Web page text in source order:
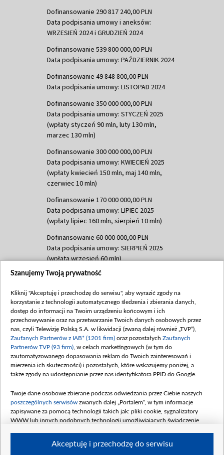
Dofinansowanie 290 817 240,00 PLN
Data podpisania umowy i aneksów:
WRZESIEŃ 2024 i GRUDZIEŃ 2024
Dofinansowanie 539 800 000,00 PLN
Data podpisania umowy: PAŹDZIERNIK 2024
Dofinansowanie 49 848 800,00 PLN
Data podpisania umowy: LISTOPAD 2024
Dofinansowanie 350 000 000,00 PLN
Data podpisania umowy: STYCZEŃ 2025
(wpłaty styczeń 90 mln, luty 130 mln,
marzec 130 mln)
Dofinansowanie 300 000 000,00 PLN
Data podpisania umowy: KWIECIEŃ 2025
(wpłaty kwiecień 150 mln, maj 140 mln,
czerwiec 10 mln)
Dofinansowanie 170 000 000,00 PLN
Data podpisania umowy: LIPIEC 2025
(wpłaty lipiec 160 mln, sierpień 10 mln)
Dofinansowanie 60 000 000,00 PLN
Data podpisania umowy: SIERPIEŃ 2025
(wpłata wrzesień 60 mln)
Dofinansowanie 635 783 051,21 PLN
(wpłata wrzesień 100 mln, październik 350
mln, listopad 265 mln)
Dofinansowanie 48 862 000,00 PLN
Data podpisania umowy: GRUDZIEŃ 2025
(wpłata grudzień 60,548 mln)
Dofinansowanie 900 000 000,00 PLN
Data podpisania umowy: LUTY 2026 (wpłata
kwiecień 180 mln, 7 maja 180 mln, 8
czerwca 90 mln)
Dofinansowanie 250 000 000,00 PLN
4 sierpnia 250 mln
Szanujemy Twoją prywatność
Kliknij "Akceptuję i przechodzę do serwisu", aby wyrazić zgody na
korzystanie z technologii automatycznego śledzenia i zbierania danych,
dostęp do informacji na Twoim urządzeniu końcowym i ich
przechowywanie oraz na przetwarzanie Twoich danych osobowych przez
nas, czyli Telewizję Polską S.A. w likwidacji (zwaną dalej również „TVP”),
Zaufanych Partnerów z IAB* (1201 firm) oraz pozostałych Zaufanych
Partnerów TVP (93 firm) , w celach marketingowych (w tym do
zautomatyzowanego dopasowania reklam do Twoich zainteresowań i
mierzenia ich skuteczności) i pozostałych, które wskazujemy poniżej, a
także zgody na udostępnianie przez nas identyfikatora PPID do Google.
Twoje dane osobowe zbierane podczas odwiedzania przez Ciebie naszych
poszczególnych serwisów zwanych dalej „Portalem”, w tym informacje
zapisywane za pomocą technologii takich jak: pliki cookie, sygnalizatory
WWW lub innych podobnych technologii umożliwiających świadczenie
Akceptuję i przechodzę do serwisu